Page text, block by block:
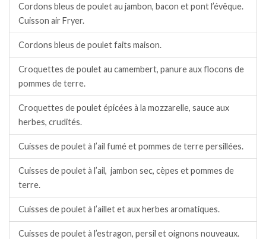
Cordons bleus de poulet au jambon, bacon et pont l’évêque.
Cuisson air Fryer.
Cordons bleus de poulet faits maison.
Croquettes de poulet au camembert, panure aux flocons de
pommes de terre.
Croquettes de poulet épicées à la mozzarelle, sauce aux
herbes, crudités.
Cuisses de poulet à l’ail fumé et pommes de terre persillées.
Cuisses de poulet à l’ail, jambon sec, cèpes et pommes de
terre.
Cuisses de poulet à l’aillet et aux herbes aromatiques.
Cuisses de poulet à l’estragon, persil et oignons nouveaux.